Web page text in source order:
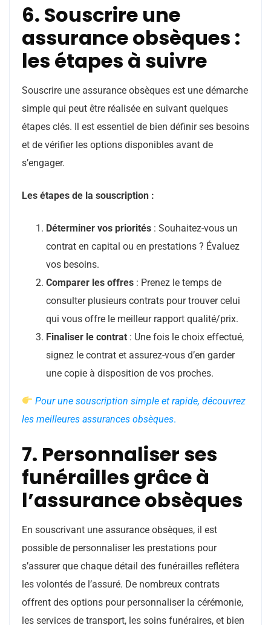
6. Souscrire une
assurance obsèques :
les étapes à suivre
Souscrire une assurance obsèques est une démarche
simple qui peut être réalisée en suivant quelques
étapes clés. Il est essentiel de bien définir ses besoins
et de vérifier les options disponibles avant de
s’engager.
Les étapes de la souscription :
Déterminer vos priorités : Souhaitez-vous un
contrat en capital ou en prestations ? Évaluez
vos besoins.
Comparer les offres : Prenez le temps de
consulter plusieurs contrats pour trouver celui
qui vous offre le meilleur rapport qualité/prix.
Finaliser le contrat : Une fois le choix effectué,
signez le contrat et assurez-vous d’en garder
une copie à disposition de vos proches.
Pour une souscription simple et rapide, découvrez
les meilleures assurances obsèques.
7. Personnaliser ses
funérailles grâce à
l’assurance obsèques
En souscrivant une assurance obsèques, il est
possible de personnaliser les prestations pour
s’assurer que chaque détail des funérailles reflétera
les volontés de l’assuré. De nombreux contrats
offrent des options pour personnaliser la cérémonie,
les services de transport, les soins funéraires, et bien